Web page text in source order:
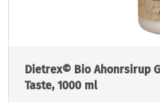
Dietrex© Bio Ahonrsirup
Taste, 1000 ml